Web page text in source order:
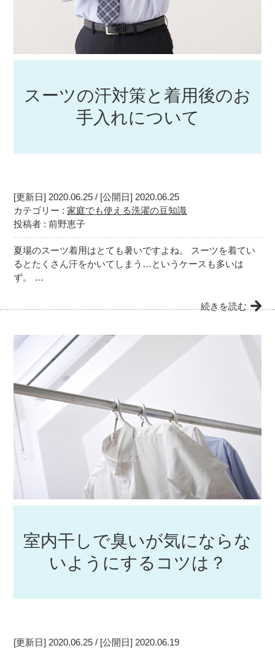
スーツの汗対策と着用後のお
手入れについて
[更新日] 2020.06.25 / [公開日] 2020.06.25
カテゴリー :家庭でも使える洗濯の豆知識
投稿者 : 前野恵子
夏場のスーツ着用はとても暑いですよね。 スーツを着てい
るとたくさん汗をかいてしまう…というケースも多いは
ず。 …
続きを読む
室内干しで臭いが気にならな
いようにするコツは？
[更新日] 2020.06.25 / [公開日] 2020.06.19